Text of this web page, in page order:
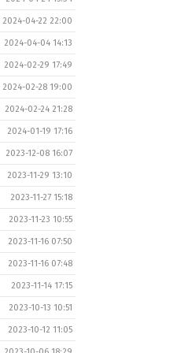
2024-04-22 22:00
2024-04-04 14:13
2024-02-29 17:49
2024-02-28 19:00
2024-02-24 21:28
2024-01-19 17:16
2023-12-08 16:07
2023-11-29 13:10
2023-11-27 15:18
2023-11-23 10:55
2023-11-16 07:50
2023-11-16 07:48
2023-11-14 17:15
2023-10-13 10:51
2023-10-12 11:05